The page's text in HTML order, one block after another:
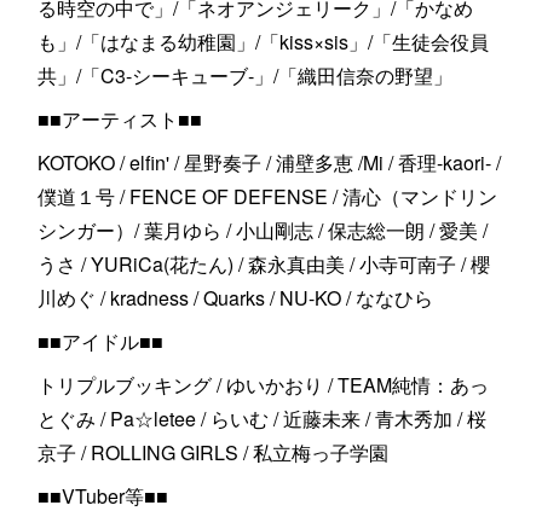
る時空の中で」/「ネオアンジェリーク」/「かなめ
も」/「はなまる幼稚園」/「kiss×sis」/「生徒会役員
共」/「C3-シーキューブ-」/「織田信奈の野望」
■■アーティスト■■
KOTOKO / elfin' / 星野奏子 / 浦壁多恵 /Mi / 香理-kaori- /
僕道１号 / FENCE OF DEFENSE / 清心（マンドリン
シンガー）/ 葉月ゆら / 小山剛志 / 保志総一朗 / 愛美 /
うさ / YURiCa(花たん) / 森永真由美 / 小寺可南子 / 櫻
川めぐ / kradness / Quarks / NU-KO / ななひら
■■アイドル■■
トリプルブッキング / ゆいかおり / TEAM純情：あっ
とぐみ / Pa☆letee / らいむ / 近藤未来 / 青木秀加 / 桜
京子 / ROLLING GIRLS / 私立梅っ子学園
■■VTuber等■■